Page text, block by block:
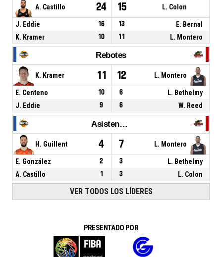
A. Castillo 24 15 L. Colon
J. Eddie 16 13
E. Bernal
K. Kramer
10 11 L. Montero
Rebotes
K. Kramer 11 12 L. Montero
E. Centeno 10 6
L. Bethelmy
J. Eddie
9 6 W. Reed
Asistencias
H. Guillent 4 7 L. Montero
E. González 2 3
L. Bethelmy
A. Castillo
1 3 L. Colon
VER TODOS LOS LÍDERES
PRESENTADO POR